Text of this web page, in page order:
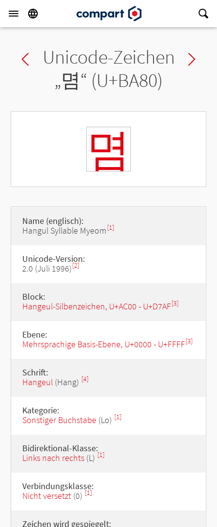
Previous char
Unicode-Zeichen
„몀“ (U+BA80)
몀
Name (englisch):
Hangul Syllable Myeom [1]
Unicode-Version:
2.0 (Juli 1996)[2]
Block:
Hangeul-Silbenzeichen, U+AC00 - U+D7AF[3]
Ebene:
Mehrsprachige Basis-Ebene, U+0000 - U+FFFF[3]
Schrift:
Hangeul(Hang) [4]
Kategorie:
Sonstiger Buchstabe (Lo) [1]
Bidirektional-Klasse:
Links nach rechts(L) [1]
Verbindungsklasse:
Nicht versetzt(0) [1]
Zeichen wird gespiegelt: